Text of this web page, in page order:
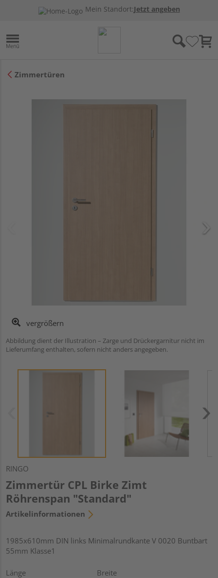
Mein Standort:Jetzt angeben
Zimmertüren
vergrößern
Abbildung dient der Illustration – Zarge und Drückergarnitur nicht im
Lieferumfang enthalten, sofern nicht anders angegeben.
RINGO
Zimmertür CPL Birke Zimt
Röhrenspan "Standard"
Artikelinformationen
1985x610mm DIN links Minimalrundkante V 0020 Buntbart
55mm Klasse1
Länge Breite